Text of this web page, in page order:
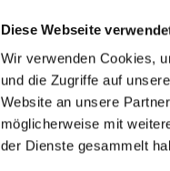
Diese Webseite
Wir verwenden Cookies,
und die Zugriffe auf
Website an unsere
möglicherweise mit
der Dienste gesammelt
Hemd Kleinigkeit